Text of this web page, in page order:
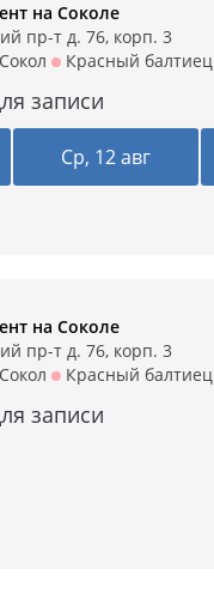
на Соколе
пр-т д. 76, корп. 3
Красный балтиец
записи
Ср, 12 авг
на Соколе
пр-т д. 76, корп. 3
Красный балтиец
записи